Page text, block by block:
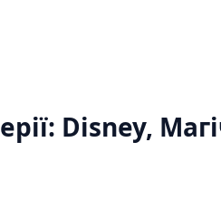
Disney,